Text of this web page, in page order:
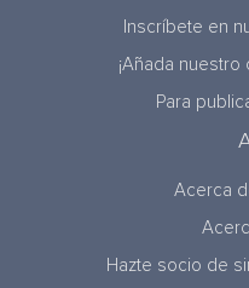
Inscríbete en
¡Añada
Para
Acerca
Hazte socio de